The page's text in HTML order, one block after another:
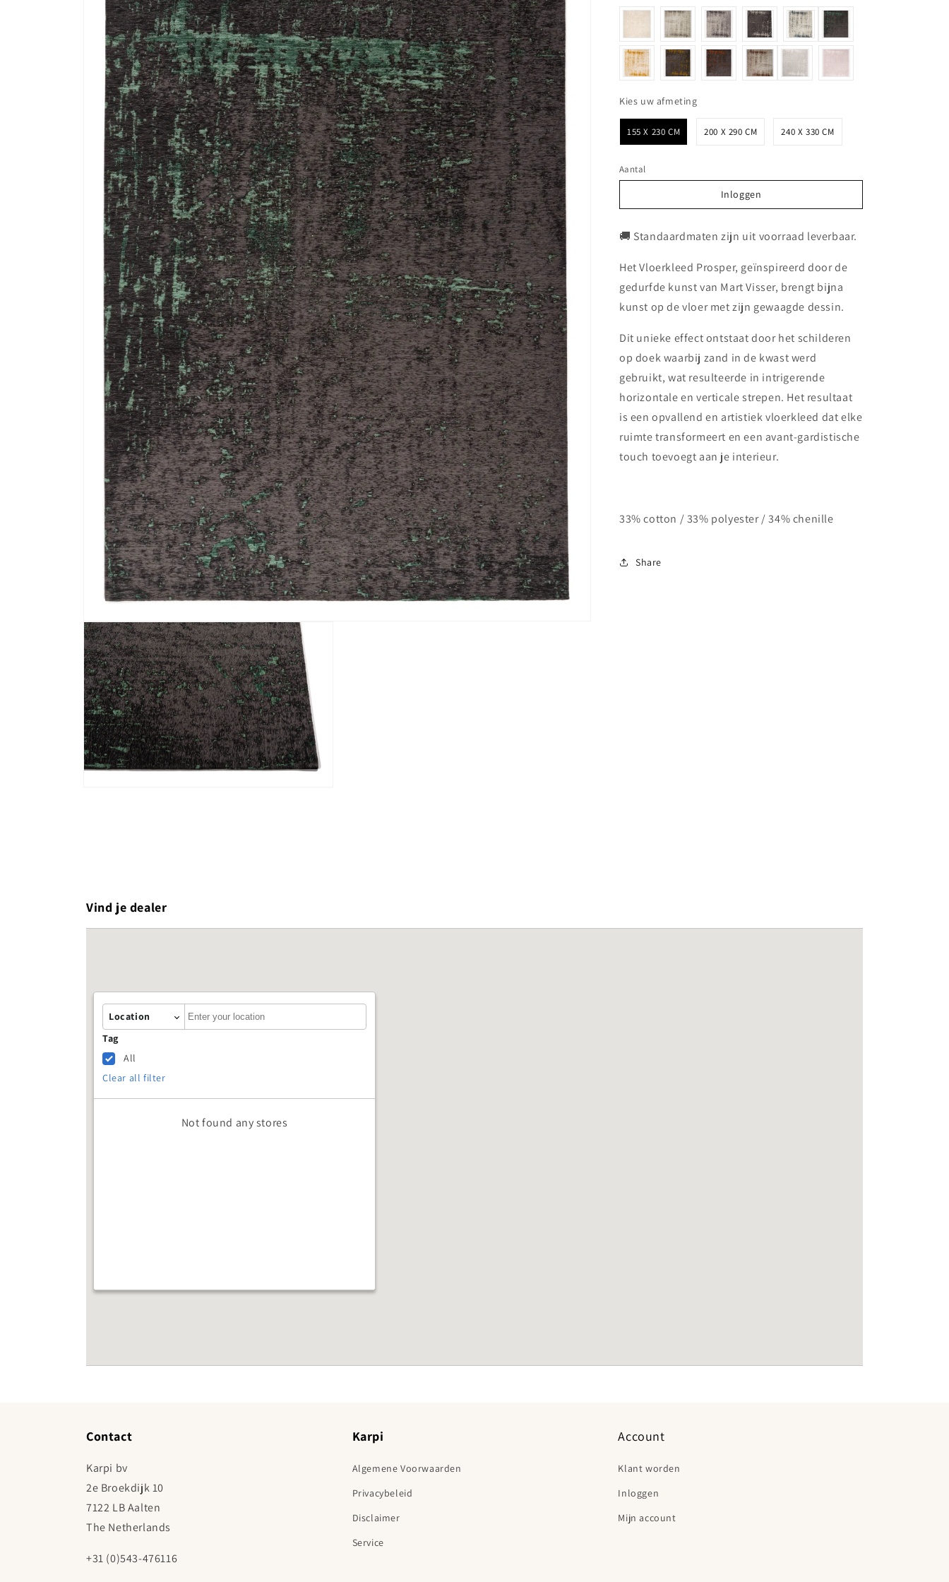
Media 1 openen in modaal
Kies uw afmetingKies uw afmeting
155 X 230 CM 200 X 290 CM 240 X 330 CM
Aantal
Inloggen
Inloggen
🚚 Standaardmaten zijn uit voorraad leverbaar.
Het Vloerkleed Prosper, geïnspireerd door de
gedurfde kunst van Mart Visser, brengt bijna
kunst op de vloer met zijn gewaagde dessin.
Dit unieke effect ontstaat door het schilderen
op doek waarbij zand in de kwast werd
gebruikt, wat resulteerde in intrigerende
horizontale en verticale strepen. Het resultaat
is een opvallend en artistiek vloerkleed dat elke
ruimte transformeert en een avant-gardistische
touch toevoegt aan je interieur.
33% cotton / 33% polyester / 34% chenille
Share
Vind je dealer
Location
Autocomplete
Tag
All
Clear all filter
Not found any stores
Contact
Karpi bv
2e Broekdijk 10
7122 LB Aalten
The Netherlands
+31 (0)543-476116
Karpi
Algemene Voorwaarden
Privacybeleid
Disclaimer
Service
Account
Klant worden
Inloggen
Mijn account